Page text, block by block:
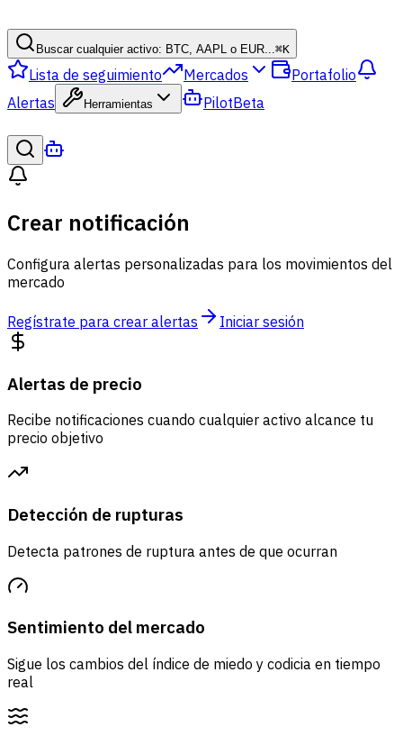
Buscar cualquier activo: BTC, AAPL o EUR...⌘K
Lista de seguimiento Mercados
Portafolio
Alertas
Herramientas PilotBeta
Crear notificación
Configura alertas personalizadas para los movimientos del
mercado
Regístrate para crear alertas Iniciar sesión
Alertas de precio
Recibe notificaciones cuando cualquier activo alcance tu
precio objetivo
Detección de rupturas
Detecta patrones de ruptura antes de que ocurran
Sentimiento del mercado
Sigue los cambios del índice de miedo y codicia en tiempo
real